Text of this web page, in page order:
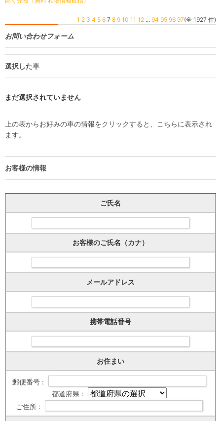
1 2 3 4 5 6 7 8 9 10 11 12 ... 94 95 96 97(全 1927 件)
お問い合わせフォーム
選択した車
まだ選択されていません
上の表からお好みの車の情報をクリックすると、こちらに表示され
ます。
お客様の情報
ご氏名
お客様のご氏名（カナ）
メールアドレス
携帯電話番号
お住まい
郵便番号 :
都道府県 :
ご住所 :